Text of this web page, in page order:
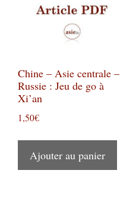
Chine – Asie centrale –
Russie : Jeu de go à
Xi’an
1,50€
Ajouter au panier